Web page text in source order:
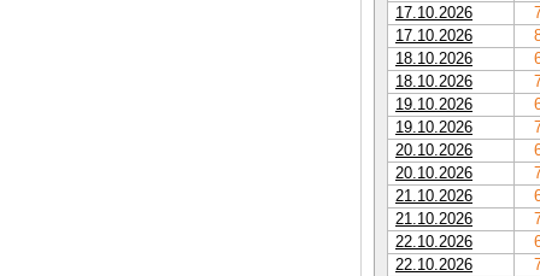
17.10.2026
17.10.2026
18.10.2026
18.10.2026
19.10.2026
19.10.2026
20.10.2026
20.10.2026
21.10.2026
21.10.2026
22.10.2026
22.10.2026